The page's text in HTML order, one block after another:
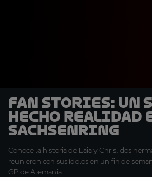
Fan Stories: Un
hecho realidad
Sachsenring
Conoce la historia de Laia y Chris, dos
reunieron con sus ídolos en un fin de
GP de Alemania